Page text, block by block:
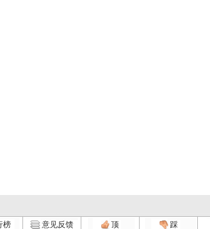
榜 意见反馈 顶
踩